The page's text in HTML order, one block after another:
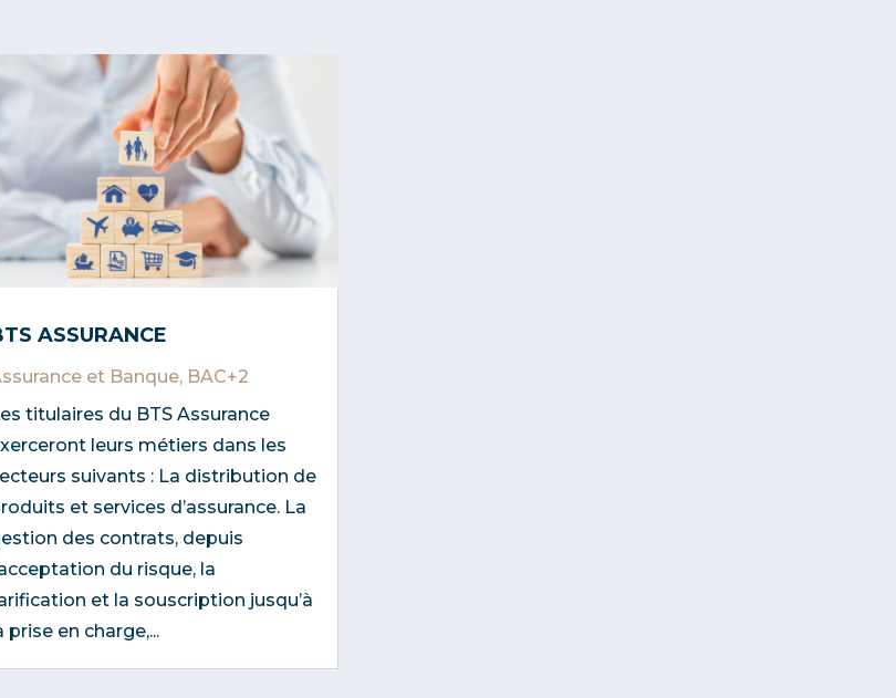
ASSURANCE
et Banque, BAC+2
titulaires du BTS Assurance
leurs métiers dans les
suivants : La distribution de
et services d’assurance. La
des contrats, depuis
du risque, la
et la souscription jusqu’à
prise en charge,...